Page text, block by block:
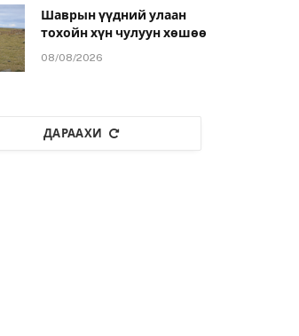
Шаврын үүдний улаан
тохойн хүн чулуун хөшөө
08/08/2026
ДАРААХИ